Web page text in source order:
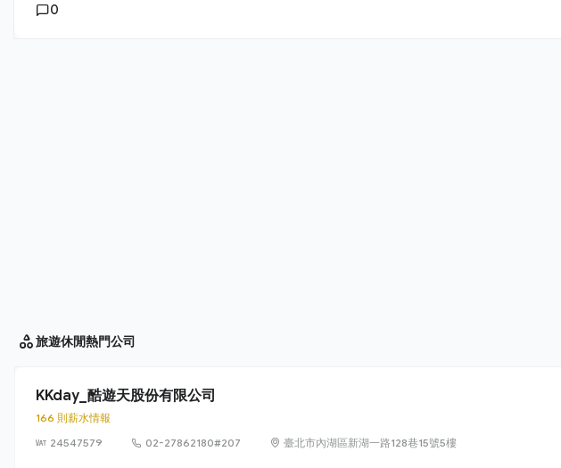
0
旅遊休閒熱門公司
KKday_酷遊天股份有限公司
166 則薪水情報
24547579
02-27862180#207 臺北市內湖區新湖一路128巷15號5樓